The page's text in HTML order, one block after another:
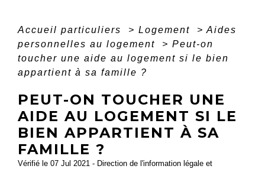
Accueil particuliers > Logement > Aides
personnelles au logement
> Peut-on
toucher une aide au logement si le bien
appartient à sa famille ?
PEUT-ON TOUCHER UNE
AIDE AU LOGEMENT SI LE
BIEN APPARTIENT À SA
FAMILLE ?
Vérifié le 07 Jul 2021 - Direction de l'information légale et